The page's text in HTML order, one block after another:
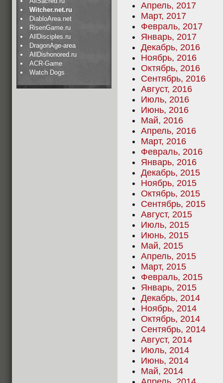
Witcher.net.ru
DiabloArea.net
RisenGame.ru
AllDisciples.ru
DragonAge-area
AllDishonored.ru
ACR-Game
Watch Dogs
Апрель, 2017
Март, 2017
Февраль, 2017
Январь, 2017
Декабрь, 2016
Ноябрь, 2016
Октябрь, 2016
Сентябрь, 2016
Август, 2016
Июль, 2016
Июнь, 2016
Май, 2016
Апрель, 2016
Март, 2016
Февраль, 2016
Январь, 2016
Декабрь, 2015
Ноябрь, 2015
Октябрь, 2015
Сентябрь, 2015
Август, 2015
Июль, 2015
Июнь, 2015
Май, 2015
Апрель, 2015
Март, 2015
Февраль, 2015
Январь, 2015
Декабрь, 2014
Ноябрь, 2014
Октябрь, 2014
Сентябрь, 2014
Август, 2014
Июль, 2014
Июнь, 2014
Май, 2014